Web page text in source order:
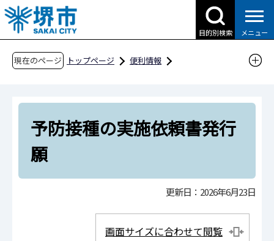
こ
の
ペ
目的別検索 メニュー
現在のページ トップページ
便利情報
申請書ダウンロード（市民の方へ）
目的別検索
健康・福祉
医療
予防接種の実施依頼書発行願
予防接種の実施依頼書発行
願
更新日：2026年6月23日
画面サイズに合わせて閲覧